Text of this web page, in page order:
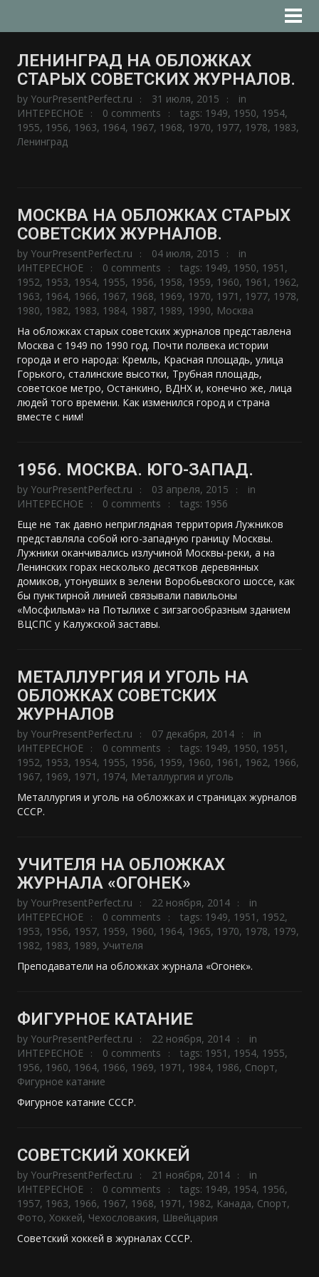
ЛЕНИНГРАД НА ОБЛОЖКАХ
СТАРЫХ СОВЕТСКИХ ЖУРНАЛОВ.
by YourPresentPerfect.ru 31 июля, 2015
in
ИНТЕРЕСНОЕ
0 comments tags: 1949, 1950, 1954,
1955, 1956, 1963, 1964, 1967, 1968, 1970, 1977, 1978, 1983,
Ленинград
МОСКВА НА ОБЛОЖКАХ СТАРЫХ
СОВЕТСКИХ ЖУРНАЛОВ.
by YourPresentPerfect.ru 04 июля, 2015
in
ИНТЕРЕСНОЕ
0 comments tags: 1949, 1950, 1951 ,
1952, 1953, 1954, 1955, 1956, 1958, 1959, 1960, 1961 , 1962,
1963, 1964, 1966, 1967, 1968, 1969, 1970, 1971 , 1977, 1978,
1980, 1982, 1983, 1984, 1987, 1989, 1990, Москва
На обложках старых советских журналов представлена
Москва с 1949 по 1990 год. Почти полвека истории
города и его народа: Кремль, Красная площадь, улица
Горького, сталинские высотки, Трубная площадь,
советское метро, Останкино, ВДНХ и, конечно же, лица
людей того времени. Как изменился город и страна
вместе с ним!
1956. МОСКВА. ЮГО-ЗАПАД.
by YourPresentPerfect.ru 03 апреля, 2015
in
ИНТЕРЕСНОЕ
0 comments tags: 1956
Еще не так давно неприглядная территория Лужников
представляла собой юго-западную границу Москвы.
Лужники оканчивались излучиной Москвы-реки, а на
Ленинских горах несколько десятков деревянных
домиков, утонувших в зелени Воробьевского шоссе, как
бы пунктирной линией связывали павильоны
«Мосфильма» на Потылихе с зигзагообразным зданием
ВЦСПС у Калужской заставы.
МЕТАЛЛУРГИЯ И УГОЛЬ НА
ОБЛОЖКАХ СОВЕТСКИХ
ЖУРНАЛОВ
by YourPresentPerfect.ru 07 декабря, 2014
in
ИНТЕРЕСНОЕ
0 comments tags: 1949, 1950, 1951 ,
1952, 1953, 1954, 1955, 1956, 1959, 1960, 1961 , 1962, 1966,
1967, 1969, 1971 , 1974, Металлургия и уголь
Металлургия и уголь на обложках и страницах журналов
СССР.
УЧИТЕЛЯ НА ОБЛОЖКАХ
ЖУРНАЛА «ОГОНЕК»
by YourPresentPerfect.ru 22 ноября, 2014
in
ИНТЕРЕСНОЕ
0 comments tags: 1949, 1951 , 1952,
1953, 1956, 1957, 1959, 1960, 1964, 1965, 1970, 1978, 1979,
1982, 1983, 1989, Учителя
Преподаватели на обложках журнала «Огонек».
ФИГУРНОЕ КАТАНИЕ
by YourPresentPerfect.ru 22 ноября, 2014
in
ИНТЕРЕСНОЕ
0 comments tags: 1951 , 1954, 1955,
1956, 1960, 1964, 1966, 1969, 1971 , 1984, 1986, Спорт,
Фигурное катание
Фигурное катание СССР.
СОВЕТСКИЙ ХОККЕЙ
by YourPresentPerfect.ru 21 ноября, 2014
in
ИНТЕРЕСНОЕ
0 comments tags: 1949, 1954, 1956,
1957, 1963, 1966, 1967, 1968, 1971 , 1982, Канада, Спорт,
Фото, Хоккей, Чехословакия, Швейцария
Советский хоккей в журналах СССР.